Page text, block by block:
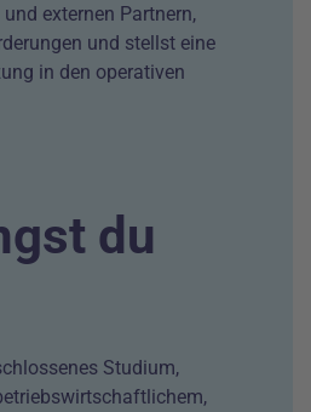
externen Partnern,
und stellst eine
in den operativen
du
Studium,